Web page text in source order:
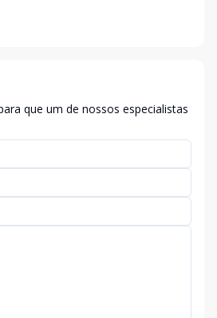
que um de nossos especialistas